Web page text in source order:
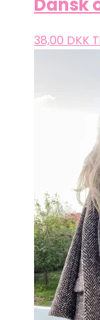
Dansk
38,00 DKK